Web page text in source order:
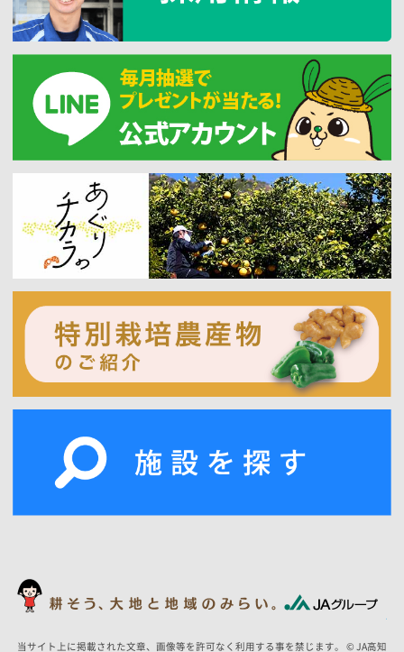
当サイト上に掲載された文章、画像等を許可なく利用する事を禁じます。 © JA高知